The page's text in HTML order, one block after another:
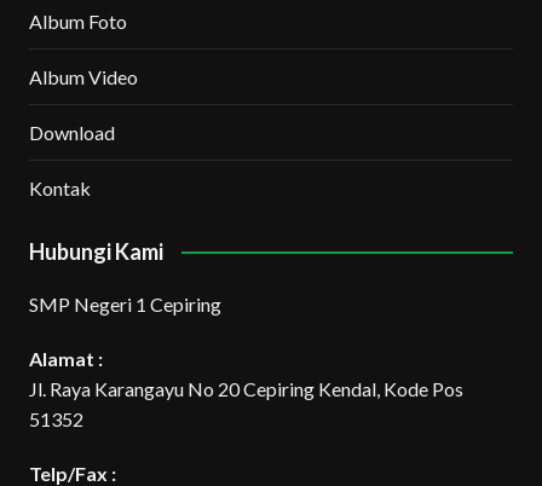
Album Foto
Album Video
Download
Kontak
Hubungi Kami
SMP Negeri 1 Cepiring
Alamat :
Jl. Raya Karangayu No 20 Cepiring Kendal, Kode Pos
51352
Telp/Fax :